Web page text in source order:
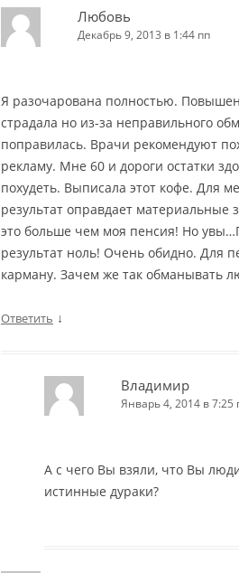
Любовь
Декабрь 9, 2013 в 1:44 пп
Я разочарована полностью.
страдала но из-за неправильного
поправилась. Врачи рекомендуют
рекламу. Мне 60 и дороги остатки
похудеть. Выписала этот кофе. Для
результат оправдает
это больше чем моя пенсия! Но
результат ноль! Очень обидно. Для
карману. Зачем же так обманывать
Ответить ↓
Владимир
Январь 4, 2014 в 7:25
А с чего Вы взяли, что Вы
истинные дураки?